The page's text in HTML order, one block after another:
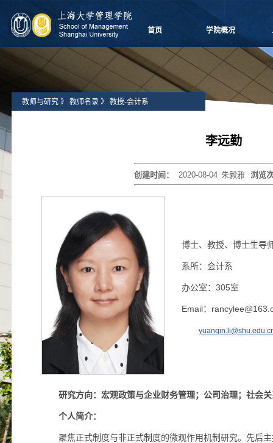
首页 学院概况
学院愿景
院长致辞
学院介绍
党群组织
学院制度
学院视频
教师与研究 》 教师名录 》 教授-会计系
李远勤
创建时间： 2020-08-04 朱毅雅 浏览
博士、教授、博士生导
系所：会计系
办公室：305室
Email：
研究方向： 宏观政策与企业财务管理；公司治理；社会
个人简介：
聚焦正式制度与非正式制度的微观作用机制研究。先后